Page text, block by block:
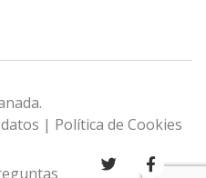
| Política de Cookies